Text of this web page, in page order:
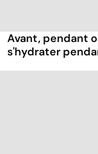
Avant, pendant
s'hydrater